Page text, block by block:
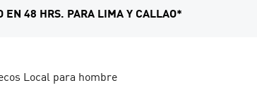
EN 48 HRS. PARA LIMA Y CALLAO*
Local para hombre